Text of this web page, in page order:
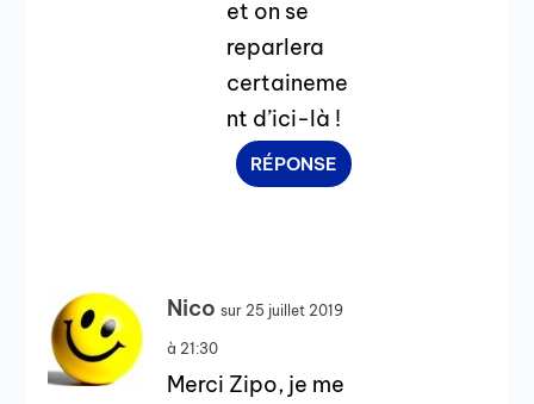
et on se
reparlera
certaineme
nt d’ici-là !
RÉPONSE
Nico sur 25 juillet 2019
à 21:30
Merci Zipo, je me